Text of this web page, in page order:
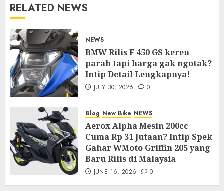
RELATED NEWS
NEWS
BMW Rilis F 450 GS keren
parah tapi harga gak ngotak?
Intip Detail Lengkapnya!
JULY 30, 2026 0
Blog New Bike NEWS
Aerox Alpha Mesin 200cc
Cuma Rp 31 Jutaan? Intip Spek
Gahar WMoto Griffin 205 yang
Baru Rilis di Malaysia
JUNE 16, 2026 0